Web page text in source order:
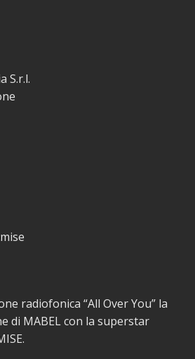
S.r.l.
radiofonica “All Over You” la
di MABEL con la superstar